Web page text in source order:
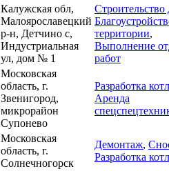
Калужская обл,
Малоярославецкий
р-н, Детчино с,
Индустриальная
ул, дом № 1
Строительство
территории,
Выполнение
работ
Московская
область, г.
Звенигород,
микрорайон
Супонево
Разработка
Аренда
Московская
область, г.
Солнечногорск
Демонтаж,
Разработка